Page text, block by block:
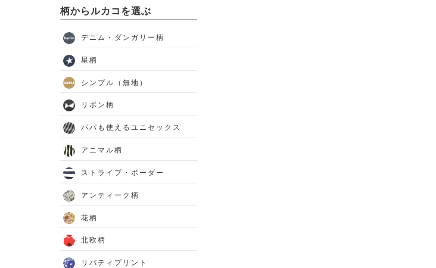
柄からルカコを選ぶ
デニム・ダンガリー柄
星柄
シンプル（無地）
リボン柄
パパも使えるユニセックス
アニマル柄
ストライプ・ボーダー
アンティーク柄
花柄
北欧柄
リバティプリント